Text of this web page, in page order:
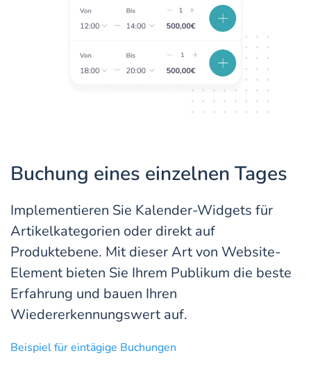
Buchung eines einzelnen Tages
Implementieren Sie Kalender-Widgets für
Artikelkategorien oder direkt auf
Produktebene. Mit dieser Art von Website-
Element bieten Sie Ihrem Publikum die beste
Erfahrung und bauen Ihren
Wiedererkennungswert auf.
Beispiel für eintägige Buchungen